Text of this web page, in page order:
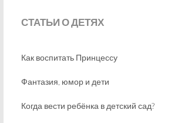
СТАТЬИО ДЕТЯХ
Как воспитать Принцессу
Фантазия, юмор и дети
Когда вести ребёнка в детский сад?